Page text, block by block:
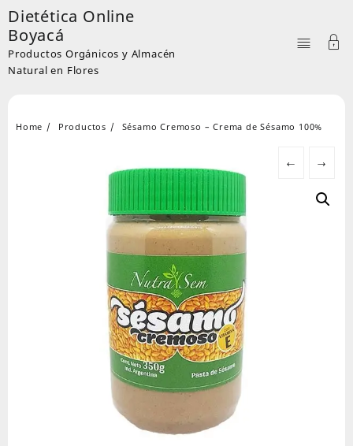
Skip
to
content
Dietética Online
Boyacá
Productos Orgánicos y Almacén
Natural en Flores
Home Productos Sésamo Cremoso – Crema de Sésamo 100%
← →